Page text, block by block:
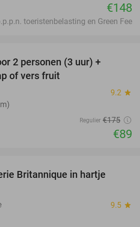
€148
toeristenbelasting en Green Fee
2 personen (3 uur) +
of vers fruit
9.2 star
Regulier €175
€89
Britannique in hartje
9.5 star